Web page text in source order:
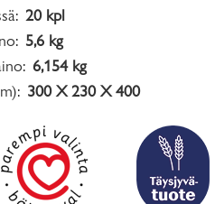
20 kpl
5,6 kg
6,154 kg
300 X 230 X 400